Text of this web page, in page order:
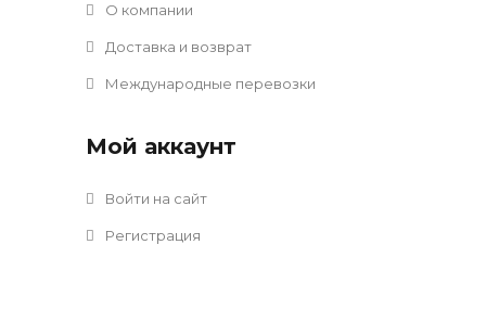
О компании
Доставка и возврат
Международные перевозки
Мой аккаунт
Войти на сайт
Регистрация